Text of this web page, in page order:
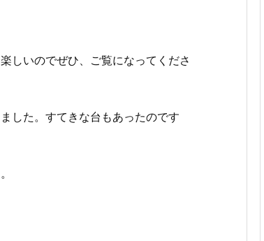
しいのでぜひ、ご覧になってくださ
した。すてきな台もあったのです